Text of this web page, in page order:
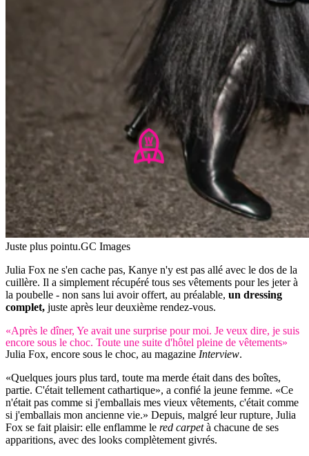
Juste plus pointu.GC Images
Julia Fox ne s'en cache pas, Kanye n'y est pas allé avec le dos de la
cuillère. Il a simplement récupéré tous ses vêtements pour les jeter à
la poubelle - non sans lui avoir offert, au préalable, un dressing
complet, juste après leur deuxième rendez-vous.
«Après le dîner, Ye avait une surprise pour moi. Je veux dire, je suis
encore sous le choc. Toute une suite d'hôtel pleine de vêtements»
Julia Fox, encore sous le choc, au magazine Interview.
«Quelques jours plus tard, toute ma merde était dans des boîtes,
partie. C'était tellement cathartique», a confié la jeune femme. «Ce
n'était pas comme si j'emballais mes vieux vêtements, c'était comme
si j'emballais mon ancienne vie.» Depuis, malgré leur rupture, Julia
Fox se fait plaisir: elle enflamme le red carpetà chacune de ses
apparitions, avec des looks complètement givrés.